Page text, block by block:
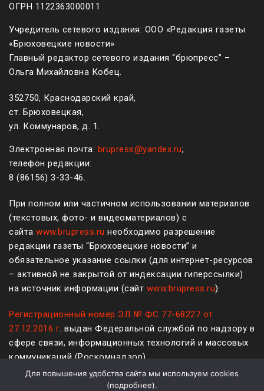
ОГРН 1122363000011
Учредитель сетевого издания: ООО «Редакция газеты
«Брюховецкие новости»
Главный редактор сетевого издания “брюпресс” –
Ольга Михайловна Кобец.
352750, Краснодарский край,
ст. Брюховецкая,
ул. Коммунаров, д. 1.
Электронная почта: brupress@yandex.ru;
телефон редакции:
8 (861 56) 3-33-46
При полном или частичном использовании материалов
(текстовых, фото- и видеоматериалов) с
сайта www.brupress.ru необходимо разрешение
редакции газеты “Брюховецкие новости” и
обязательное указание ссылки (для интернет-ресурсов
– активной не закрытой от индексации гиперссылки)
на источник информации (сайт www.brupress.ru)
Регистрационный номер ЭЛ № ФС 77-68227 от
27.12.2016 г . выдан Федеральной службой по надзору в
сфере связи, информационных технологий и массовых
коммуникаций (Роскомнадзор)
Для повышения удобства сайта мы используем cookies
(подробнее).